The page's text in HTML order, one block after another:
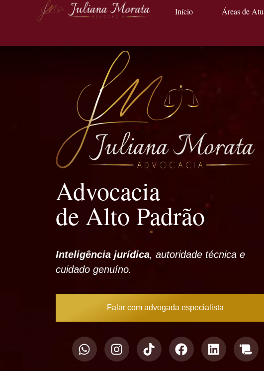
Início Áreas de
Advocacia
de Alto Padrão
Inteligência jurídica, autoridade técnica e
cuidado genuíno.
Falar com advogada especialista